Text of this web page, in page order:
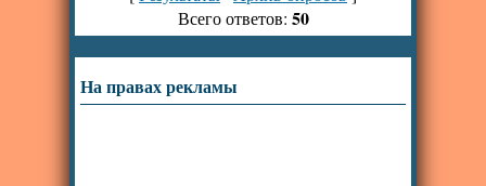
Всего ответов: 50
На правах рекламы